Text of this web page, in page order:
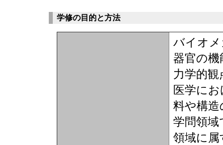
学修の目的と方法
バイオ
器官の
力学的
医学に
料や構
学問領
領域に